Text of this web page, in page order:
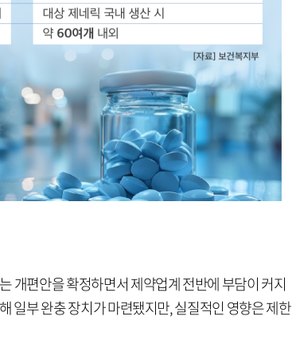
개편안을 확정하면서 제약업계 전반에 부담이 커지
일부 완충 장치가 마련됐지만, 실질적인 영향은 제한